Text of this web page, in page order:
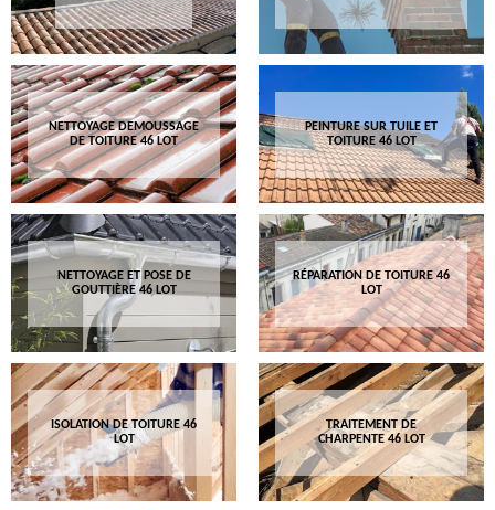
NETTOYAGE DEMOUSSAGE
DE TOITURE 46 LOT
PEINTURE SUR TUILE ET
TOITURE 46 LOT
NETTOYAGE ET POSE DE
GOUTTIÈRE 46 LOT
RÉPARATION DE TOITURE 46
LOT
ISOLATION DE TOITURE 46
LOT
TRAITEMENT DE
CHARPENTE 46 LOT